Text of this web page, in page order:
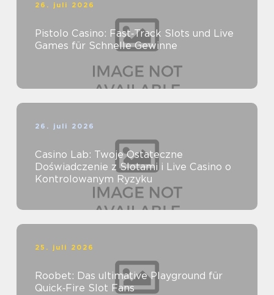
26. juli 2026
Pistolo Casino: Fast‑Track Slots und Live
Games für Schnelle Gewinne
26. juli 2026
Casino Lab: Twoje Ostateczne
Doświadczenie z Slotami i Live Casino o
Kontrolowanym Ryzyku
25. juli 2026
Roobet: Das ultimative Playground für
Quick‑Fire Slot Fans